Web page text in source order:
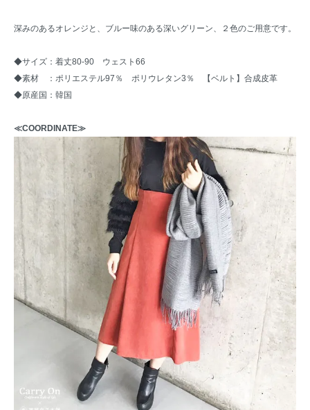
深みのあるオレンジと、ブルー味のある深いグリーン、２色のご用意です。
◆サイズ：着丈80-90 ウェスト66
◆素材 ：ポリエステル97％ ポリウレタン3％ 【ベルト】合成皮革
◆原産国：韓国
≪COORDINATE≫